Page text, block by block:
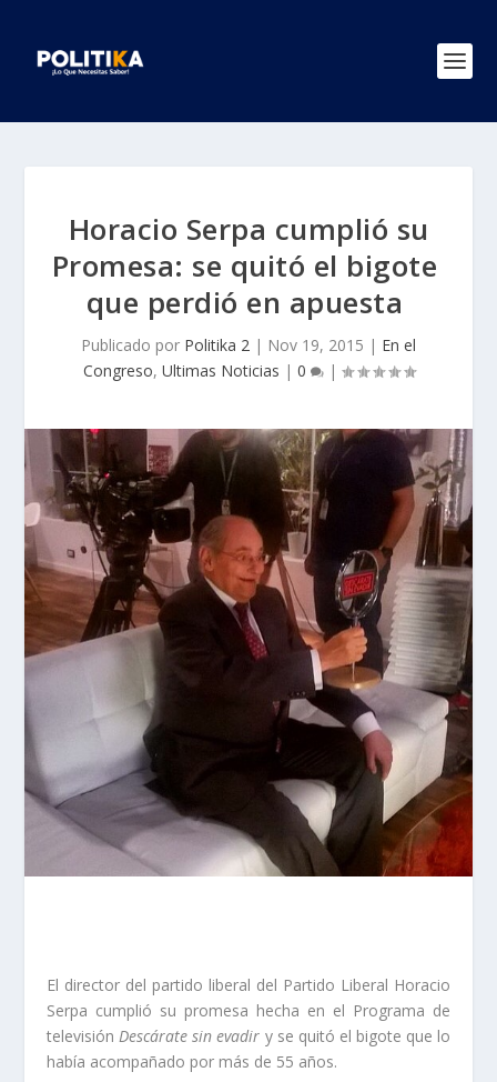
Horacio Serpa cumplió su
Promesa: se quitó el bigote
que perdió en apuesta
Publicado por Politika 2 | Nov 19, 2015 | En el
Congreso, Ultimas Noticias | 0 |
El director del partido liberal del Partido Liberal Horacio
Serpa cumplió su promesa hecha en el Programa de
televisión Descárate sin evadir y se quitó el bigote que lo
había acompañado por más de 55 años.